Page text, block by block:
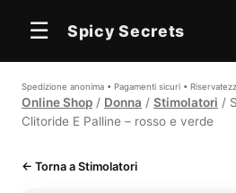
☰ Spicy Secrets
Spedizione anonima • Pagamenti sicuri •
Online Shop / Donna / Stimolatori /
Clitoride E Palline – rosso e verde
← Torna a Stimolatori